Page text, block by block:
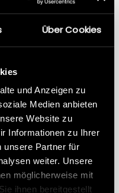
Über Cookies
und Anzeigen zu
Medien anbieten
Website zu
Informationen zu Ihrer
unsere Partner für
weiter. Unsere
möglicherweise mit
ihnen bereitgestellt
Jahren und einem
Ingenieuren,
und
Kunden
sämtliche